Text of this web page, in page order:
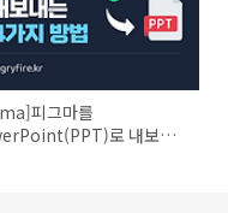
피그마를
로 내보내